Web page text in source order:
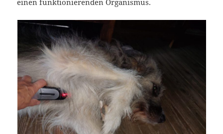
einen funktionierenden Organismus.